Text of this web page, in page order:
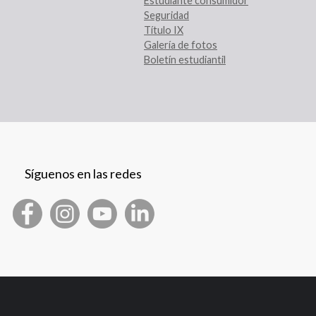
Seguridad
Título IX
Galería de fotos
Boletín estudiantil
Síguenos en las redes